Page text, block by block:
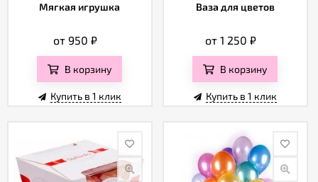
Мягкая игрушка
от 950₽
В корзину
Купить в 1 клик
Ваза для цветов
от 1 250₽
В корзину
Купить в 1 клик